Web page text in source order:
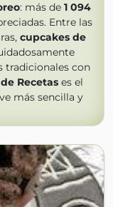
: más de 1 094
Entre las
cupcakes de
tradicionales con
Recetases el
más sencilla y